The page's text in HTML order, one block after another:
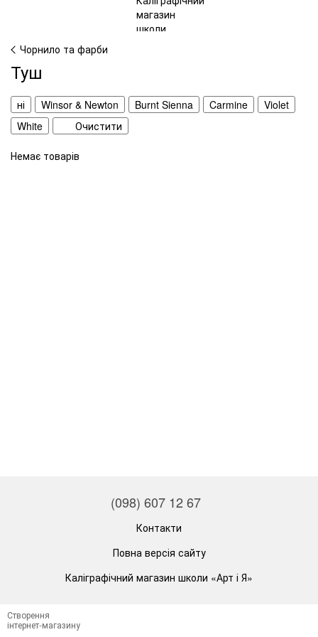
Чорнило та фарби
Туш
ні Winsor & Newton Burnt Sienna Carmine
Violet
White
Очистити
Немає товарів
(098) 607 12 67
Контакти
Повна версія сайту
Каліграфічний магазин школи «Арт і Я»
Створення
інтернет-магазину